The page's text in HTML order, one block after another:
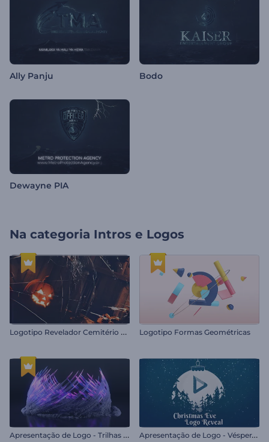
Ally Panju Bodo
Dewayne PIA
Na categoria Intros e Logos
L
ogotipo Revelador Cemitério Halloween Logotipo Formas Geométricas
A
presentação de Logo - Trilhas Eruptivas A
presentação de Logo - Véspera de Natal